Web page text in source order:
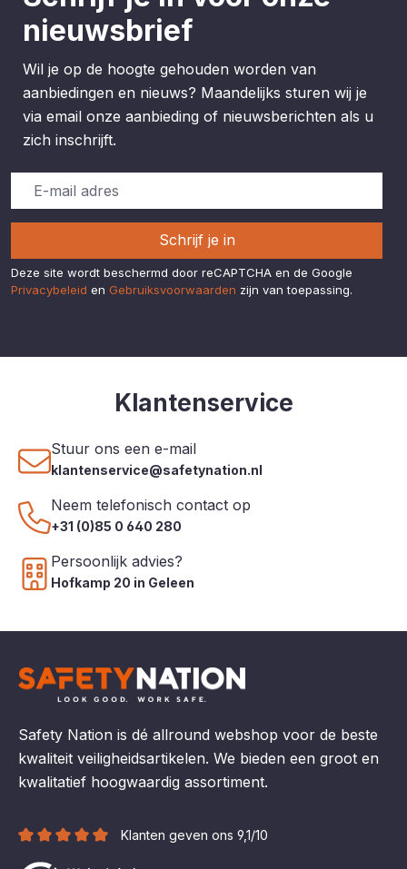
nieuwsbrief
Wil je op de hoogte gehouden worden van
aanbiedingen en nieuws? Maandelijks sturen wij je
via email onze aanbieding of nieuwsberichten als u
zich inschrijft.
Schrijf je in
Deze site wordt beschermd door reCAPTCHA en de Google
Privacybeleid en Gebruiksvoorwaarden zijn van toepassing.
Klantenservice
Stuur ons een e-mail
klantenservice@safetynation.nl
Neem telefonisch contact op
+31 (0)85 0 640 280
Persoonlijk advies?
Hofkamp 20 in Geleen
Safety Nation is dé allround webshop voor de beste
kwaliteit veiligheidsartikelen. We bieden een groot en
kwalitatief hoogwaardig assortiment.
Klanten geven ons 9,1/10